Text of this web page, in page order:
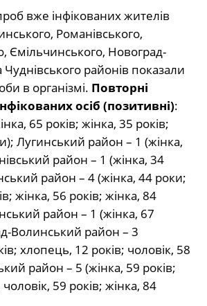
вже інфікованих жителів
Романівського,
Ємільчинського, Новоград-
районів показали
в організмі. Повторні
осіб (позитивні):
65 років; жінка, 35 років;
Лугинський район – 1 (жінка,
район – 1 (жінка, 34
район – 4 (жінка, 44 роки;
жінка, 56 років; жінка, 84
район – 1 (жінка, 67
Волинський район – 3
хлопець, 12 років; чоловік, 58
район – 5 (жінка, 59 років;
59 років; жінка, 84